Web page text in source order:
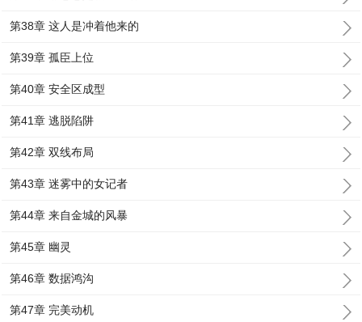
第38章 这人是冲着他来的
第39章 孤臣上位
第40章 安全区成型
第41章 逃脱陷阱
第42章 双线布局
第43章 迷雾中的女记者
第44章 来自金城的风暴
第45章 幽灵
第46章 数据鸿沟
第47章 完美动机